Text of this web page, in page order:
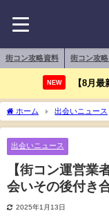
街コン攻略資料 街コン攻略
NEW 【8月最
ホーム 出会いニュース
いその後付き合った話
出会いニュース
【街コン運営業
会いその後付き
2025年1月13日